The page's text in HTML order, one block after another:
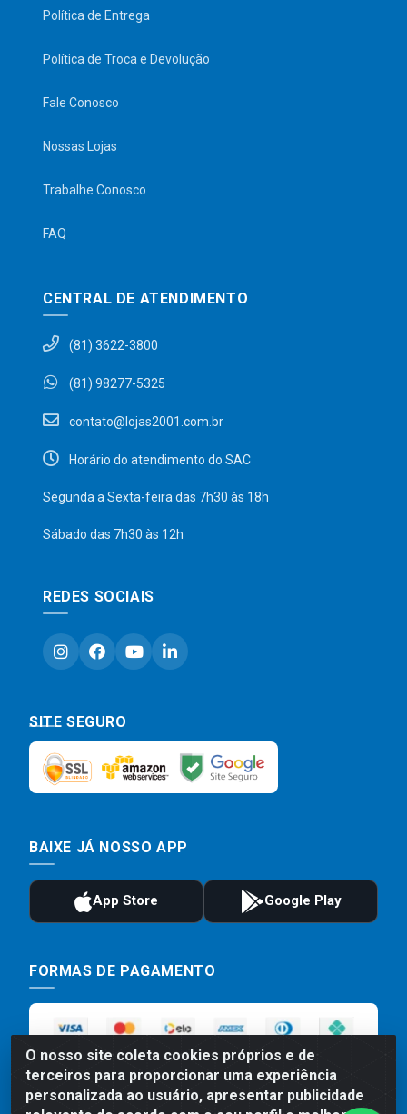
O nosso site coleta cookies próprios e de
terceiros para proporcionar uma experiência
personalizada ao usuário, apresentar publicidade
Política de Entrega
Política de Troca e Devolução
Fale Conosco
Nossas Lojas
Trabalhe Conosco
FAQ
CENTRAL DE ATENDIMENTO
(81) 3622-3800
(81) 98277-5325
contato@lojas2001.com.br
Horário do atendimento do SAC
Segunda a Sexta-feira das 7h30 às 18h
Sábado das 7h30 às 12h
REDES SOCIAIS
SITE SEGURO
BAIXE JÁ NOSSO APP
FORMAS DE PAGAMENTO